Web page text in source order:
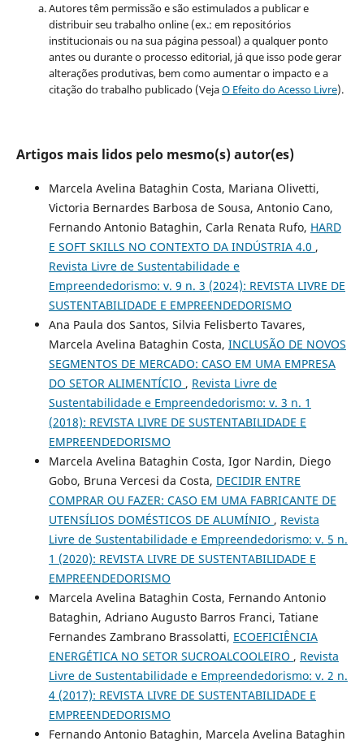
Autores têm permissão e são estimulados a publicar e
distribuir seu trabalho online (ex.: em repositórios
institucionais ou na sua página pessoal) a qualquer ponto
antes ou durante o processo editorial, já que isso pode gerar
alterações produtivas, bem como aumentar o impacto e a
citação do trabalho publicado (VejaO Efeito do Acesso Livre).
Artigos mais lidos pelo mesmo(s) autor(es)
Marcela Avelina Bataghin Costa, Mariana Olivetti,
Victoria Bernardes Barbosa de Sousa, Antonio Cano,
Fernando Antonio Bataghin, Carla Renata Rufo, HARD
E SOFT SKILLS NO CONTEXTO DA INDÚSTRIA 4.0 ,
Revista Livre de Sustentabilidade e
Empreendedorismo: v. 9 n. 3 (2024): REVISTA LIVRE DE
SUSTENTABILIDADE E EMPREENDEDORISMO
Ana Paula dos Santos, Silvia Felisberto Tavares,
Marcela Avelina Bataghin Costa, INCLUSÃO DE NOVOS
SEGMENTOS DE MERCADO: CASO EM UMA EMPRESA
DO SETOR ALIMENTÍCIO , Revista Livre de
Sustentabilidade e Empreendedorismo: v. 3 n. 1
(2018): REVISTA LIVRE DE SUSTENTABILIDADE E
EMPREENDEDORISMO
Marcela Avelina Bataghin Costa, Igor Nardin, Diego
Gobo, Bruna Vercesi da Costa, DECIDIR ENTRE
COMPRAR OU FAZER: CASO EM UMA FABRICANTE DE
UTENSÍLIOS DOMÉSTICOS DE ALUMÍNIO , Revista
Livre de Sustentabilidade e Empreendedorismo: v. 5 n.
1 (2020): REVISTA LIVRE DE SUSTENTABILIDADE E
EMPREENDEDORISMO
Marcela Avelina Bataghin Costa, Fernando Antonio
Bataghin, Adriano Augusto Barros Franci, Tatiane
Fernandes Zambrano Brassolatti, ECOEFICIÊNCIA
ENERGÉTICA NO SETOR SUCROALCOOLEIRO , Revista
Livre de Sustentabilidade e Empreendedorismo: v. 2 n.
4 (2017): REVISTA LIVRE DE SUSTENTABILIDADE E
EMPREENDEDORISMO
Fernando Antonio Bataghin, Marcela Avelina Bataghin